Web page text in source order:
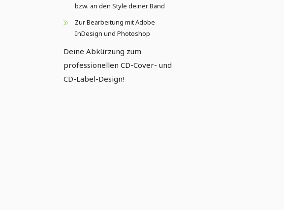
bzw. an den Style deiner Band
Zur Bearbeitung mit Adobe
InDesign und Photoshop
Deine Abkürzung zum
professionellen CD-Cover- und
CD-Label-Design!